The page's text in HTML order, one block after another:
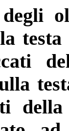
testa
del